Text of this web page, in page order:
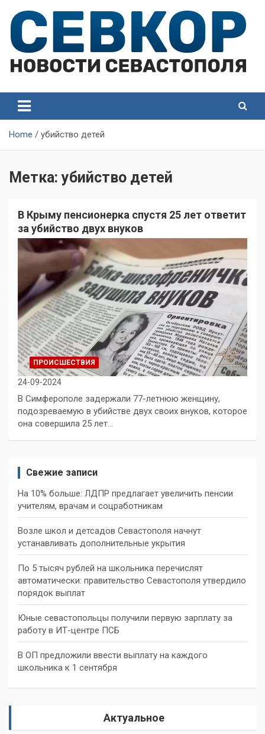
content
Севастополя
Севастополя
Home убийство детей
Метка:убийство детей
В Крыму пенсионерка спустя 25 лет ответит
за убийство двух внуков
ПРОИСШЕСТВИЯ
24-09-2024
В Симферополе задержали 77-летнюю женщину,
подозреваемую в убийстве двух своих внуков, которое
она совершила 25 лет…
Свежие записи
На 10% больше: ЛДПР предлагает увеличить пенсии
учителям, врачам и соцработникам
Возле школ и детсадов Севастополя начнут
устанавливать дополнительные укрытия
По 5 тысяч рублей на школьника перечислят
автоматически: правительство Севастополя утвердило
порядок выплат
Юные севастопольцы получили первую зарплату за
работу в ИТ-центре ПСБ
В ОП предложили ввести выплату на каждого
школьника к 1 сентября
Актуальное